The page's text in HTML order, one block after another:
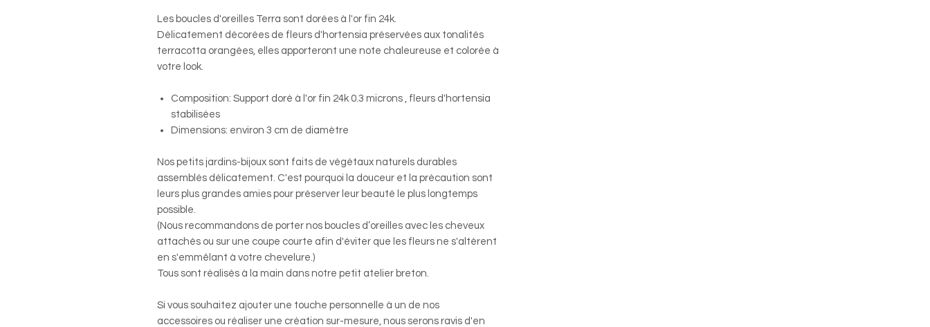
Les boucles d'oreilles Terra sont dorées à l'or fin 24k.
Délicatement décorées de fleurs d'hortensia préservées aux tonalités
terracotta orangées, elles apporteront une note chaleureuse et colorée à
votre look.
Composition: Support doré à l'or fin 24k 0.3 microns , fleurs d'hortensia
stabilisées
Dimensions: environ 3 cm de diamètre
Nos petits jardins-bijoux sont faits de végétaux naturels durables
assemblés délicatement. C'est pourquoi la douceur et la précaution sont
leurs plus grandes amies pour préserver leur beauté le plus longtemps
possible.
(Nous recommandons de porter nos boucles d’oreilles avec les cheveux
attachés ou sur une coupe courte afin d'éviter que les fleurs ne s'altèrent
en s'emmêlant à votre chevelure.)
Tous sont réalisés à la main dans notre petit atelier breton.
Si vous souhaitez ajouter une touche personnelle à un de nos
accessoires ou réaliser une création sur-mesure, nous serons ravis d'en